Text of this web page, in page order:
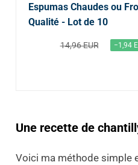
Espumas Chaudes ou
Qualité - Lot de 10
14,96 EUR −1,94
Une recette de
Voici ma méthode simple